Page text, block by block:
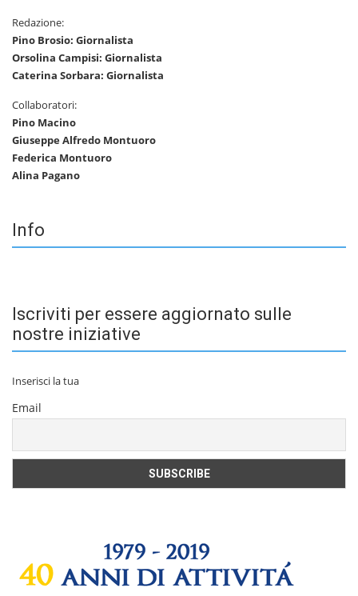
Redazione:
Pino Brosio: Giornalista
Orsolina Campisi: Giornalista
Caterina Sorbara: Giornalista
Collaboratori:
Pino Macino
Giuseppe Alfredo Montuoro
Federica Montuoro
Alina Pagano
Info
Iscriviti per essere aggiornato sulle
nostre iniziative
Inserisci la tua
Email